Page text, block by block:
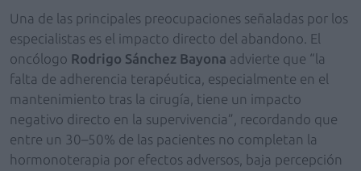
Una de las principales preocupaciones señaladas por los
especialistas es el impacto directo del abandono. El
oncólogo Rodrigo Sánchez Bayona advierte que “la
falta de adherencia terapéutica, especialmente en el
mantenimiento tras la cirugía, tiene un impacto
negativo directo en la supervivencia”, recordando que
entre un 30–50% de las pacientes no completan la
hormonoterapia por efectos adversos, baja percepción